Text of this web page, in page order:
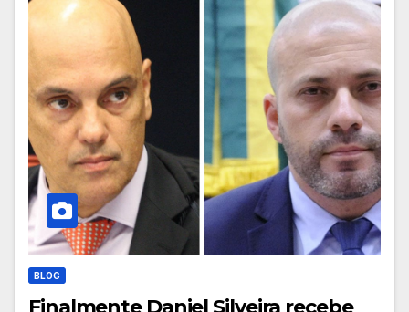
BLOG
Finalmente Daniel Silveira recebe